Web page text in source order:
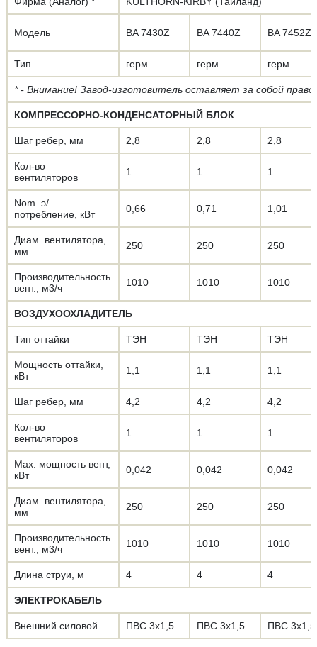
Модель BA 7430Z BA 7440Z BA 7452Z
Тип герм. герм. герм.
* - Внимание! Завод-изготовитель оставляет за собой
КОМПРЕССОРНО-КОНДЕНСАТОРНЫЙ БЛОК
Шаг ребер, мм 2,8 2,8 2,8
Кол-во
вентиляторов
1 1 1
Nom. э/
потребление, кВт
0,66 0,71 1,01
Диам. вентилятора,
мм
250 250 250
Производительность
вент., м3/ч
1010 1010 1010
ВОЗДУХООХЛАДИТЕЛЬ
Тип оттайки ТЭН ТЭН ТЭН
Мощность оттайки,
кВт
1,1 1,1 1,1
Шаг ребер, мм 4,2 4,2 4,2
Кол-во
вентиляторов
1 1 1
Max. мощность вент,
кВт
0,042 0,042 0,042
Диам. вентилятора,
мм
250 250 250
Производительность
вент., м3/ч
1010 1010 1010
Длина струи, м 4 4 4
ЭЛЕКТРОКАБЕЛЬ
Внешний силовой ПВС 3х1,5 ПВС 3х1,5 ПВС 3х1,5